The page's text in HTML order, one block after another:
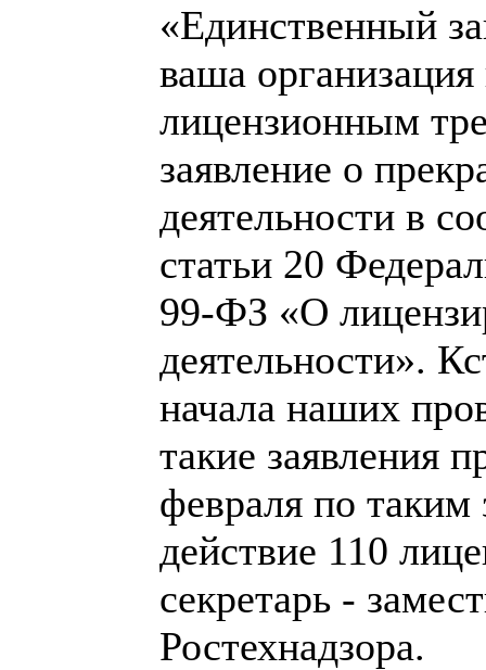
«Единственный
ваша организация
лицензионным
заявление о
деятельности в
статьи 20
99-ФЗ «О
деятельности».
начала наших
такие заявления
февраля по
действие 110
секретарь -
Ростехнадзора.